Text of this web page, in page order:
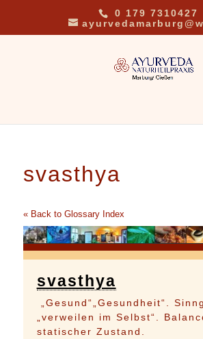
0 179 7310427
svasthya
« Back to Glossary Index
svasthya
„Gesund“„Gesundheit“.
„verweilen im Selbst“.
statischer Zustand.